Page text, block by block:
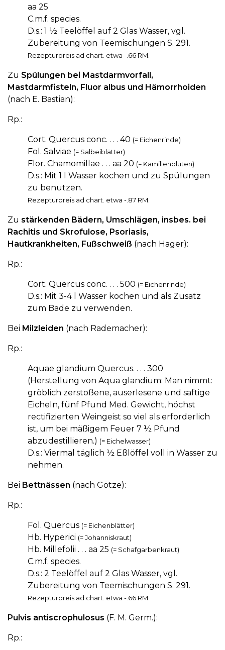
aa 25
C.m.f. species.
D.s.: 1 ½ Teelöffel auf 2 Glas Wasser, vgl.
Zubereitung von Teemischungen S. 291.
Rezepturpreis ad chart. etwa -.66 RM.
Zu Spülungen bei Mastdarmvorfall,
Mastdarmfisteln, Fluor albus und Hämorrhoiden
(nach E. Bastian):
Rp.:
Cort. Quercus conc. . . . 40 (= Eichenrinde)
Fol. Salviae (= Salbeiblätter)
Flor. Chamomillae . . . aa 20 (= Kamillenblüten)
D.s.: Mit 1 l Wasser kochen und zu Spülungen
zu benutzen.
Rezepturpreis ad chart. etwa -.87 RM.
Zu stärkenden Bädern, Umschlägen, insbes. bei
Rachitis und Skrofulose, Psoriasis,
Hautkrankheiten, Fußschweiß (nach Hager):
Rp.:
Cort. Quercus conc. . . . 500 (= Eichenrinde)
D.s.: Mit 3-4 l Wasser kochen und als Zusatz
zum Bade zu verwenden.
Bei Milzleiden (nach Rademacher):
Rp.:
Aquae glandium Quercus. . . . 300
(Herstellung von Aqua glandium: Man nimmt:
gröblich zerstoßene, auserlesene und saftige
Eicheln, fünf Pfund Med. Gewicht, höchst
rectifizierten Weingeist so viel als erforderlich
ist, um bei mäßigem Feuer 7 ½ Pfund
abzudestillieren.) (= Eichelwasser)
D.s.: Viermal täglich ½ Eßlöffel voll in Wasser zu
nehmen.
Bei Bettnässen (nach Götze):
Rp.:
Fol. Quercus (= Eichenblätter)
Hb. Hyperici (= Johanniskraut)
Hb. Millefolii . . . aa 25 (= Schafgarbenkraut)
C.m.f. species.
D.s.: 2 Teelöffel auf 2 Glas Wasser, vgl.
Zubereitung von Teemischungen S. 291.
Rezepturpreis ad chart. etwa -.66 RM.
Pulvis antiscrophulosus (F. M. Germ.):
Rp.: